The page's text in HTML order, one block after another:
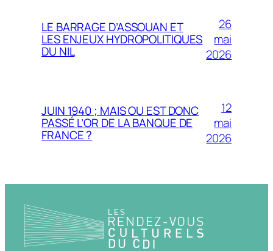
LE BARRAGE D’ASSOUAN ET
LES ENJEUX HYDROPOLITIQUES
DU NIL
26
mai
2026
JUIN 1940 ; MAIS OU EST DONC
PASSÉ L’OR DE LA BANQUE DE
FRANCE ?
12
mai
2026